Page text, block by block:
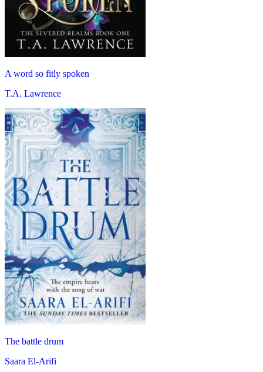
A word so fitly spoken
T.A. Lawrence
The battle drum
Saara El-Arifi